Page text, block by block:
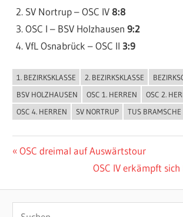
SV Nortrup – OSC IV 8:8
OSC I – BSV Holzhausen 9:2
VfL Osnabrück – OSC II 3:9
ALLGEMEIN
1. BEZIRKSKLASSE 2. BEZIRKSKLASSE
BSV HOLZHAUSEN
OSC 1. HERREN
OSC 2.
OSC 4. HERREN
SV NORTRUP TUS BRAMSCHE
Beitragsnavigation
Vorheriger
OSC dreimal auf Auswärtstour
Nächster
OSC IV erkämpft